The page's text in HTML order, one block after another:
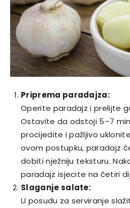
Priprema paradajza:
Operite paradajz i prelijte
Ostavite da odstoji 5–7
procijedite i pažljivo
ovom postupku, paradajz
dobiti nježniju teksturu.
paradajz isjecite na četiri
Slaganje salate:
U posudu za serviranje